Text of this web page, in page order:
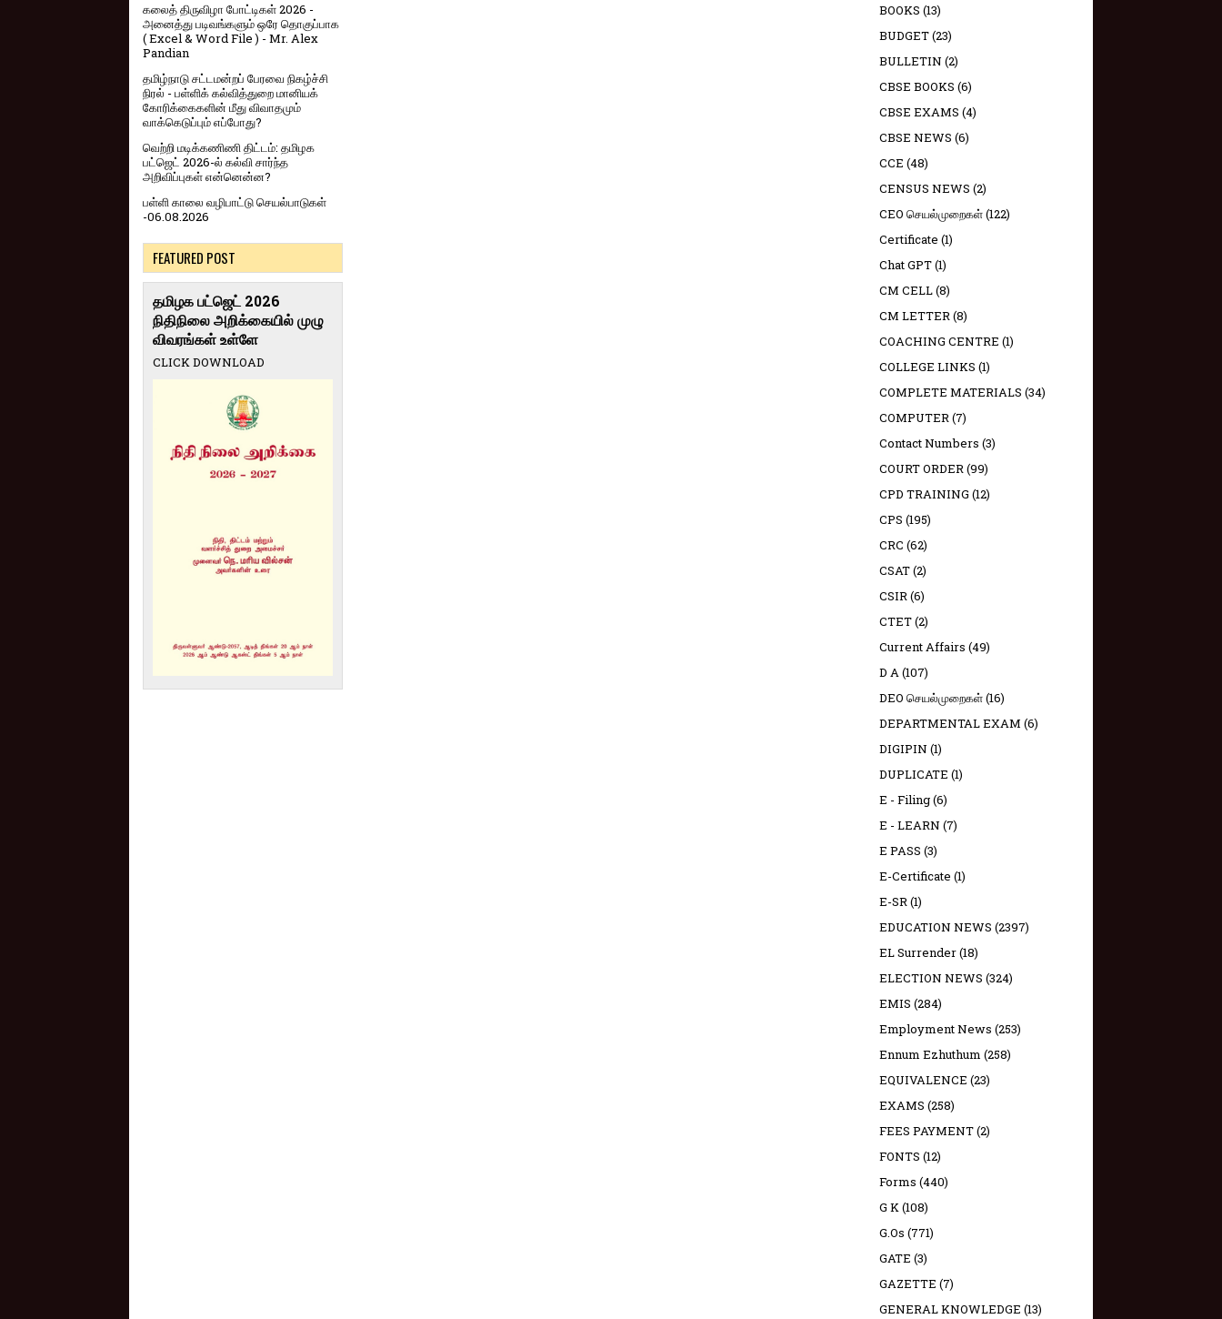
கலைத் திருவிழா போட்டிகள் 2026 -
அனைத்து படிவங்களும் ஒரே தொகுப்பாக
( Excel & Word File ) - Mr. Alex
Pandian
தமிழ்நாடு சட்டமன்றப் பேரவை நிகழ்ச்சி
நிரல் - பள்ளிக் கல்வித்துறை மானியக்
கோரிக்கைகளின் மீது விவாதமும்
வாக்கெடுப்பும் எப்போது?
வெற்றி மடிக்கணிணி திட்டம்: தமிழக
பட்ஜெட் 2026-ல் கல்வி சார்ந்த
அறிவிப்புகள் என்னென்ன?
பள்ளி காலை வழிபாட்டு செயல்பாடுகள்
-06.08.2026
FEATURED POST
தமிழக பட்ஜெட் 2026
நிதிநிலை அறிக்கையில் முழு
விவரங்கள் உள்ளே
CLICK DOWNLOAD
BOOKS (13)
BUDGET(23)
BULLETIN (2)
CBSE BOOKS (6)
CBSE EXAMS (4)
CBSE NEWS (6)
CCE (48)
CENSUS NEWS (2)
CEO செயல்முறைகள்(122)
Certificate (1)
Chat GPT(1)
CM CELL(8)
CM LETTER(8)
COACHING CENTRE (1)
COLLEGE LINKS (1)
COMPLETE MATERIALS (34)
COMPUTER(7)
Contact Numbers (3)
COURT ORDER(99)
CPD TRAINING (12)
CPS (195)
CRC (62)
CSAT(2)
CSIR(6)
CTET(2)
Current Affairs (49)
D A(107)
DEO செயல்முறைகள்(16)
DEPARTMENTAL EXAM (6)
DIGIPIN (1)
DUPLICATE (1)
E - Filing(6)
E - LEARN (7)
E PASS (3)
E-Certificate (1)
E-SR(1)
EDUCATION NEWS (2397)
EL Surrender(18)
ELECTION NEWS (324)
EMIS (284)
Employment News (253)
Ennum Ezhuthum (258)
EQUIVALENCE (23)
EXAMS (258)
FEES PAYMENT(2)
FONTS (12)
Forms (440)
G K(108)
G.Os (771)
GATE (3)
GAZETTE (7)
GENERAL KNOWLEDGE (13)